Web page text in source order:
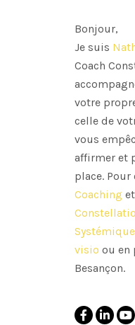
Bonjour,
Je suis
Coach
votre
celle de
vous
affirmer et
place.
Coaching
visio ou en
Besançon.